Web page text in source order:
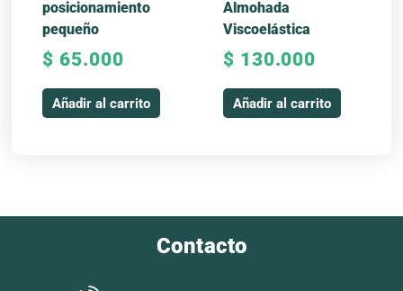
posicionamiento
pequeño
$ 65.000
Añadir al carrito
Almohada
Viscoelástica
$ 130.000
Añadir al carrito
Contacto